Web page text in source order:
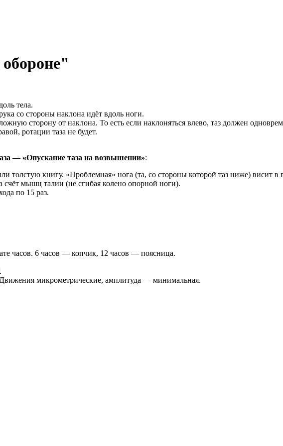
тела.
со стороны наклона идёт вдоль ноги.
сторону от наклона. То есть если наклоняться влево, таз должен
ротации таза не будет.
— «Опускание таза на возвышении»:
толстую книгу. «Проблемная» нога (та, со стороны которой таз ниже) висит в
мышц талии (не сгибая колено опорной ноги).
по 15 раз.
часов. 6 часов — копчик, 12 часов — поясница.
микрометрические, амплитуда — минимальная.